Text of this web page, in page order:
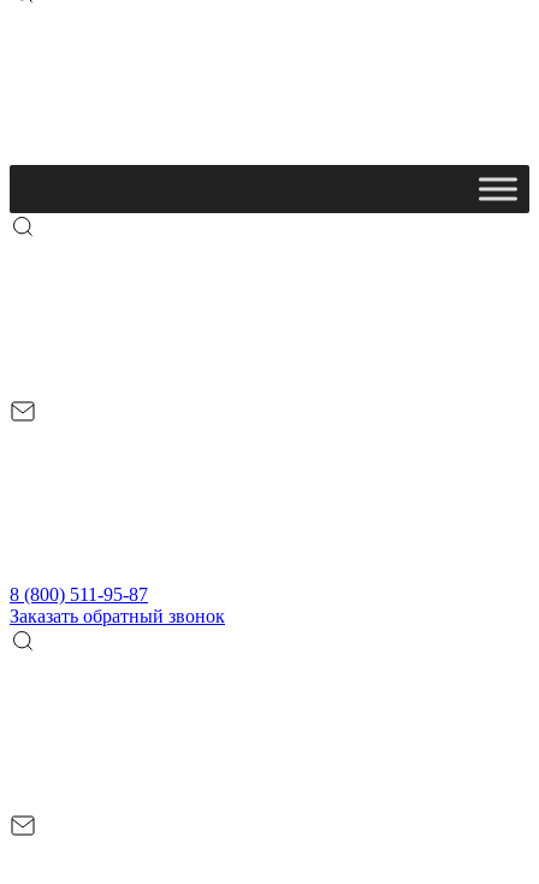
8 (800) 511-95-87
Заказать обратный звонок